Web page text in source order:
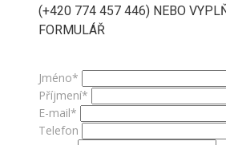
(+420 774 457 446) NEBO
FORMULÁŘ
Jméno*
Příjmení*
E-mail*
Telefon